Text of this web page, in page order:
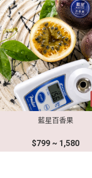
藍星百香果
$799 ~ 1,580